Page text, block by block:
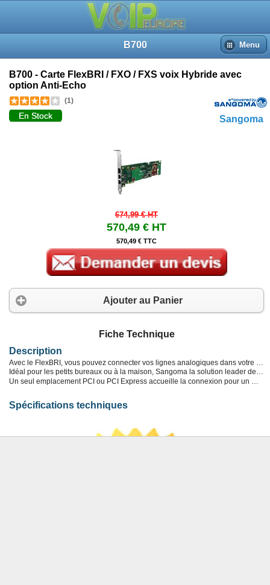
B700 Menu
Sangoma
B700 - Carte FlexBRI / FXO / FXS voix Hybride avec
option Anti-Echo
(1)
En Stock
674,99 €HT
570,49 € HT
570,49 € TTC
Ajouter au Panier
Fiche Technique
Description
Avec le FlexBRI, vous pouvez connecter vos lignes analogiques dans votre BRI système en utilisant une seule carte d'interface.
Idéal pour les petits bureaux ou à la maison, Sangoma la solution leader de l'industrie hybride FlexBRI sera parfaitement intégrer votre analogique fax avec votre BRI système téléphonique, en utilisant une seule carte PCI ou PCI express et s'adapte même dans les plus petits serveurs 1U.
Spécifications techniques
Recherche
Connexion